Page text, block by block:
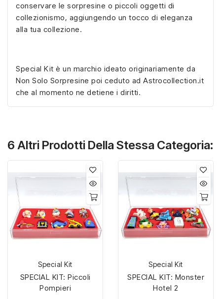
conservare le sorpresine o piccoli oggetti di
collezionismo, aggiungendo un tocco di eleganza
alla tua collezione.
Special Kit è un marchio ideato originariamente da
Non Solo Sorpresine poi ceduto ad Astrocollection.it
che al momento ne detiene i diritti.
6 Altri Prodotti Della Stessa Categoria:
Special Kit
SPECIAL KIT: Piccoli
Pompieri
Special Kit
SPECIAL KIT: Monster
Hotel 2